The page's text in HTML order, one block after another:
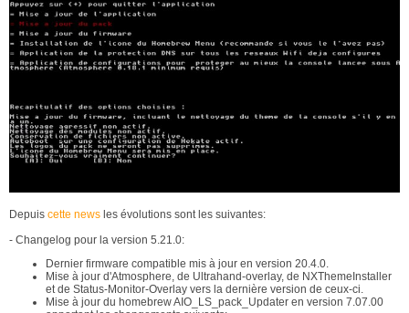
Depuis cette news les évolutions sont les suivantes:
- Changelog pour la version 5.21.0:
Dernier firmware compatible mis à jour en version 20.4.0.
Mise à jour d'Atmosphere, de Ultrahand-overlay, de NXThemeInstaller
et de Status-Monitor-Overlay vers la dernière version de ceux-ci.
Mise à jour du homebrew AIO_LS_pack_Updater en version 7.07.00